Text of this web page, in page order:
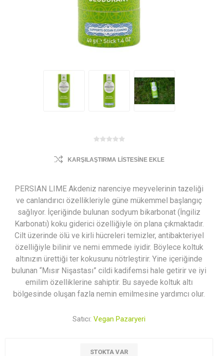
KARŞILAŞTIRMA LISTESINE EKLE
PERSIAN LIME Akdeniz narenciye meyvelerinin tazeliği
ve canlandırıcı özellikleriyle güne mükemmel başlangıç
sağlıyor. İçeriğinde bulunan sodyum bikarbonat (İngiliz
Karbonatı) koku giderici özelliğiyle ön plana çıkmaktadır.
Cilt üzerinde ölü ve kirli hücreleri temizler, antibakteriyel
özelliğiyle bilinir ve nemi emmede iyidir. Böylece koltuk
altınızın ürettiği ter kokusunu nötrleştirir. Yine içeriğinde
bulunan “Mısır Nişastası” cildi kadifemsi hale getirir ve iyi
emilim özelliklerine sahiptir. Bu sayede koltuk altı
bölgesinde oluşan fazla nemin emilmesine yardımcı olur.
Satıcı: Vegan Pazaryeri
STOKTA VAR